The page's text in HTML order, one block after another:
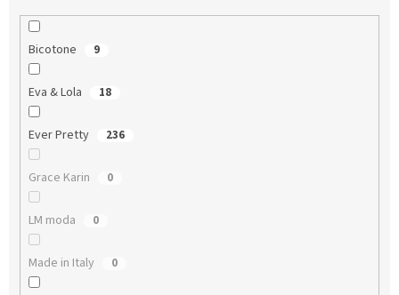
Bicotone 9
Eva & Lola 18
Ever Pretty 236
Grace Karin 0
LM moda 0
Made in Italy 0